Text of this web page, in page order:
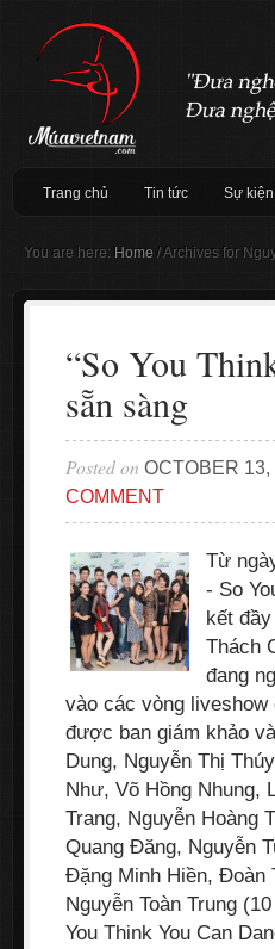
Trang chủ Tin tức Sự kiện
You are here: Home /Archives for
“So You
sẵn sàng
Posted on OCTOBER 13,
COMMENT
Từ
- So
kết
Thách
đang
vào các vòng
được ban giám khảo
Dung, Nguyễn Thị
Như, Võ Hồng Nhung,
Trang, Nguyễn Hoàng
Quang Đăng, Nguyễn
Đặng Minh Hiền, Đoàn
Nguyễn Toàn Trung
You Think You Can